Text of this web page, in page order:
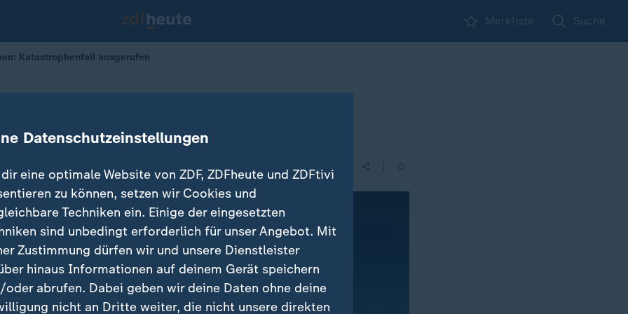
Merkliste Suche
Katastrophenfall ausgerufen
ausgerufen
Datenschutzeinstellungen
eine optimale Website von ZDF, ZDFheute und ZDFtivi
zu können, setzen wir Cookies und
Techniken ein. Einige der eingesetzten
sind unbedingt erforderlich für unser Angebot. Mit
Zustimmung dürfen wir und unsere Dienstleister
hinaus Informationen auf deinem Gerät speichern
oder abrufen. Dabei geben wir deine Daten ohne deine
nicht an Dritte weiter, die nicht unsere direkten